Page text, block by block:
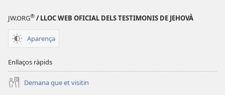
Déu»
Déu»
JW.ORG® / LLOC WEB OFICIAL DELS TESTIMONIS DE JEHOVÀ
Aparença
Enllaços ràpids
Demana que et visitin